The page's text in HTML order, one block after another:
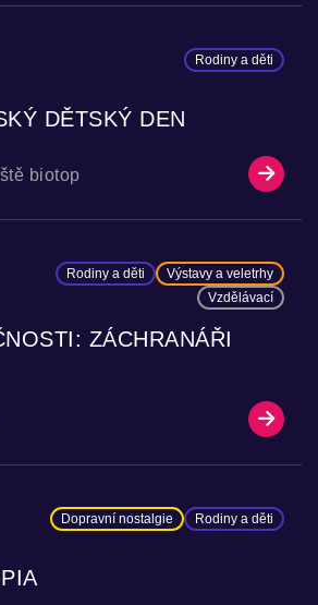
Rodiny a děti
DĚTSKÝ DEN
biotop
Rodiny a děti
Výstavy a veletrhy
Vzdělávací
ZÁCHRANÁŘI
Dopravní nostalgie Rodiny a děti